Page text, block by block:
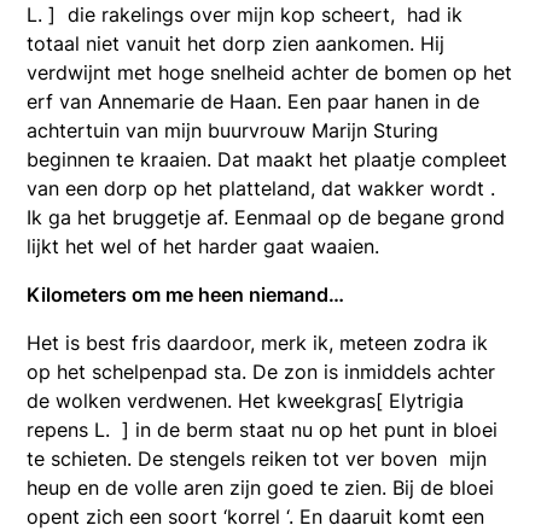
L. ] die rakelings over mijn kop scheert, had ik
totaal niet vanuit het dorp zien aankomen. Hij
verdwijnt met hoge snelheid achter de bomen op het
erf van Annemarie de Haan. Een paar hanen in de
achtertuin van mijn buurvrouw Marijn Sturing
beginnen te kraaien. Dat maakt het plaatje compleet
van een dorp op het platteland, dat wakker wordt .
Ik ga het bruggetje af. Eenmaal op de begane grond
lijkt het wel of het harder gaat waaien.
Kilometers om me heen niemand…
Het is best fris daardoor, merk ik, meteen zodra ik
op het schelpenpad sta. De zon is inmiddels achter
de wolken verdwenen. Het kweekgras[ Elytrigia
repens L. ] in de berm staat nu op het punt in bloei
te schieten. De stengels reiken tot ver boven mijn
heup en de volle aren zijn goed te zien. Bij de bloei
opent zich een soort ‘korrel ‘. En daaruit komt een